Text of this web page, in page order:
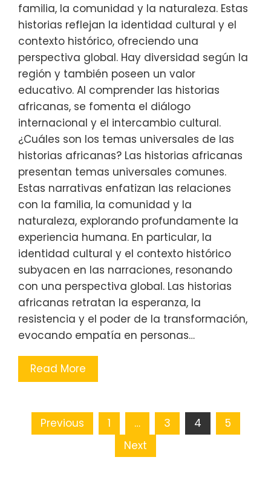
familia, la comunidad y la naturaleza. Estas
historias reflejan la identidad cultural y el
contexto histórico, ofreciendo una
perspectiva global. Hay diversidad según la
región y también poseen un valor
educativo. Al comprender las historias
africanas, se fomenta el diálogo
internacional y el intercambio cultural.
¿Cuáles son los temas universales de las
historias africanas? Las historias africanas
presentan temas universales comunes.
Estas narrativas enfatizan las relaciones
con la familia, la comunidad y la
naturaleza, explorando profundamente la
experiencia humana. En particular, la
identidad cultural y el contexto histórico
subyacen en las narraciones, resonando
con una perspectiva global. Las historias
africanas retratan la esperanza, la
resistencia y el poder de la transformación,
evocando empatía en personas…
Read More
Posts pagination
Previous 1 … 3 4
5
Next